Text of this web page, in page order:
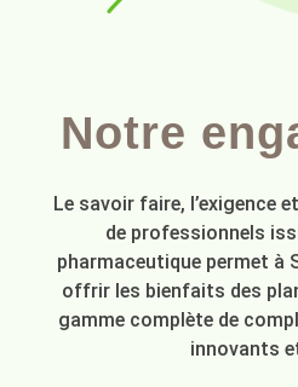
Notre
Le savoir faire, l’exigence
de professionnels
pharmaceutique permet à
offrir les bienfaits des
gamme complète de
innovants